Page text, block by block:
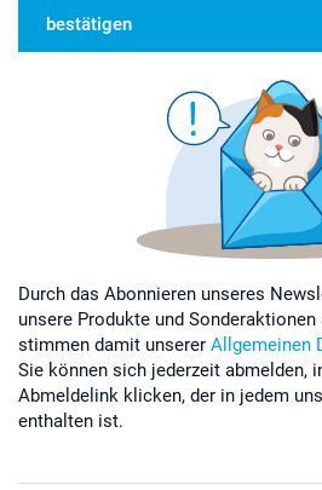
bestätigen
Durch das Abonnieren unseres
unsere Produkte und
stimmen damit unserer Allgemeinen
Sie können sich jederzeit abmelden,
Abmeldelink klicken, der in jedem
enthalten ist.